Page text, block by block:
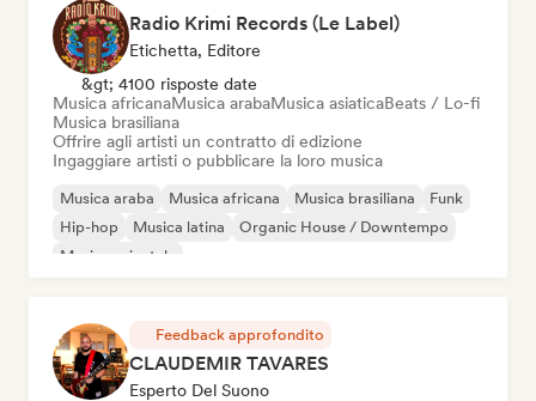
Radio Krimi Records (Le Label)
Etichetta, Editore
&gt; 4100 risposte date
Musica africanaMusica arabaMusica asiaticaBeats / Lo-fi
Musica brasiliana
Offrire agli artisti un contratto di edizione
Ingaggiare artisti o pubblicare la loro musica
Musica araba Musica africana Musica brasiliana
Funk
Hip-hop
Musica latina
Organic House / Downtempo
Musica orientale
Feedback approfondito
CLAUDEMIR TAVARES
Esperto Del Suono